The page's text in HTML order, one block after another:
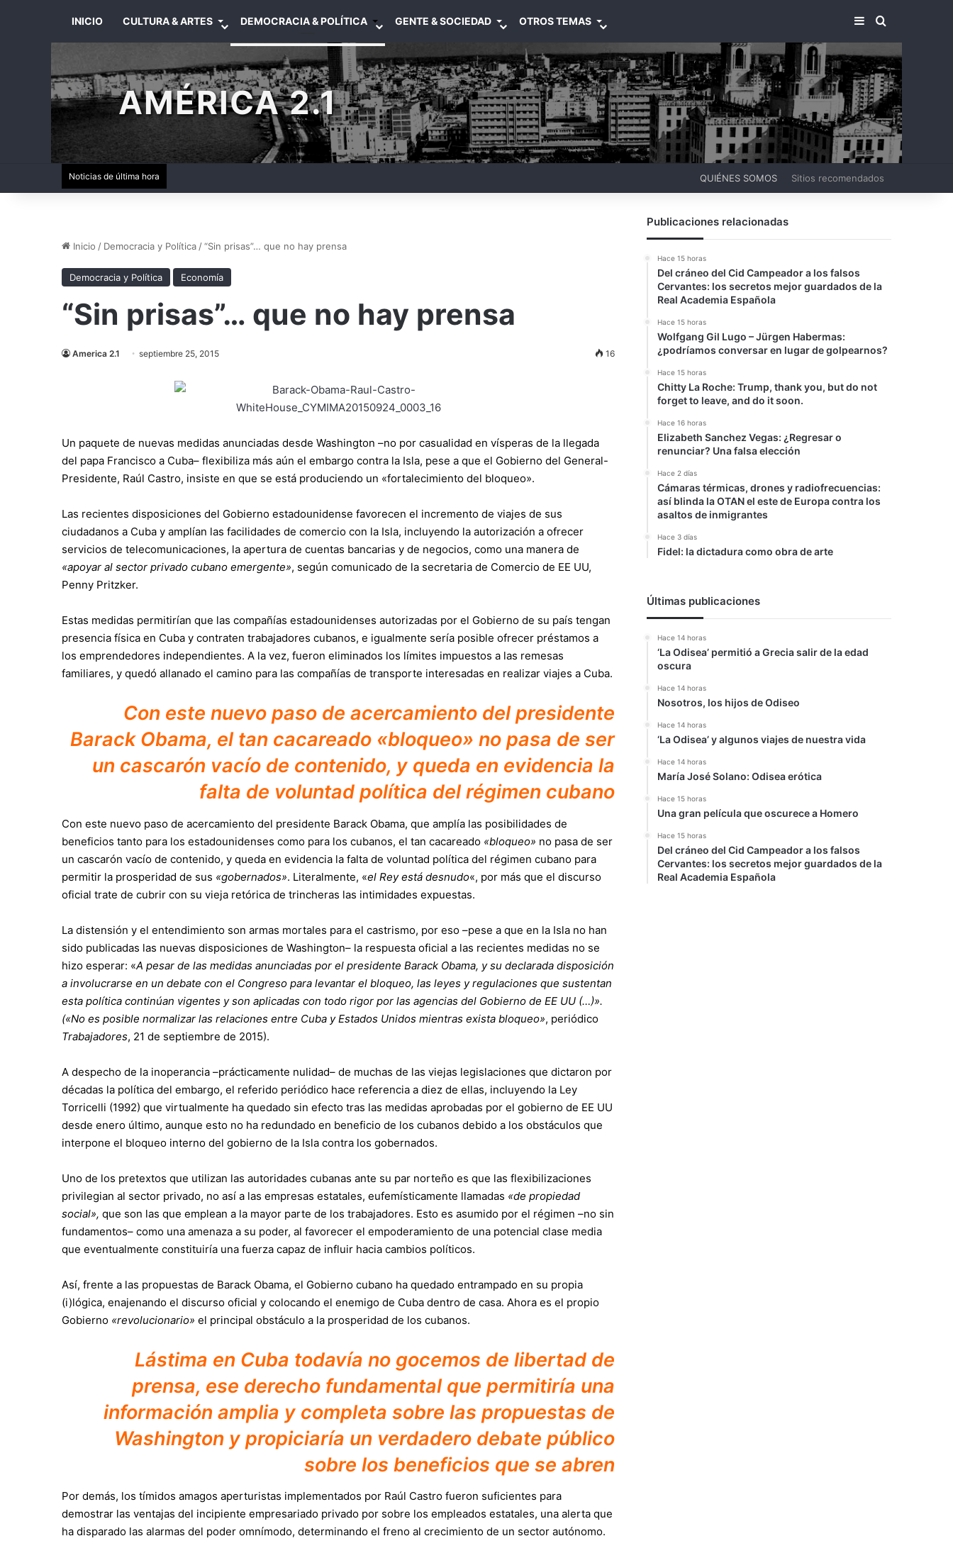
INICIO CULTURA & ARTES DEMOCRACIA & POLÍTICA GENTE & SOCIEDAD OTROS TEMAS BARRA LATERAL
BUSCAR
AMÉRICA 2.1
Noticias de última hora QUIÉNES SOMOS Sitios recomendados
Inicio / Democracia y Política /“Sin prisas”… que no hay prensa
Democracia y Política Economía
“Sin prisas”… que no hay prensa
America 2.1 septiembre 25, 2015 16
Un paquete de nuevas medidas anunciadas desde Washington –no por casualidad en vísperas de la llegada
del papa Francisco a Cuba– flexibiliza más aún el embargo contra la Isla, pese a que el Gobierno del General-
Presidente, Raúl Castro, insiste en que se está produciendo un «fortalecimiento del bloqueo».
Las recientes disposiciones del Gobierno estadounidense favorecen el incremento de viajes de sus
ciudadanos a Cuba y amplían las facilidades de comercio con la Isla, incluyendo la autorización a ofrecer
servicios de telecomunicaciones, la apertura de cuentas bancarias y de negocios, como una manera de
«apoyar al sector privado cubano emergente», según comunicado de la secretaria de Comercio de EE UU,
Penny Pritzker.
Estas medidas permitirían que las compañías estadounidenses autorizadas por el Gobierno de su país tengan
presencia física en Cuba y contraten trabajadores cubanos, e igualmente sería posible ofrecer préstamos a
los emprendedores independientes. A la vez, fueron eliminados los límites impuestos a las remesas
familiares, y quedó allanado el camino para las compañías de transporte interesadas en realizar viajes a Cuba.
Con este nuevo paso de acercamiento del presidente
Barack Obama, el tan cacareado «bloqueo» no pasa de ser
un cascarón vacío de contenido, y queda en evidencia la
falta de voluntad política del régimen cubano
Con este nuevo paso de acercamiento del presidente Barack Obama, que amplía las posibilidades de
beneficios tanto para los estadounidenses como para los cubanos, el tan cacareado «bloqueo» no pasa de ser
un cascarón vacío de contenido, y queda en evidencia la falta de voluntad política del régimen cubano para
permitir la prosperidad de sus «gobernados». Literalmente, «el Rey está desnudo«, por más que el discurso
oficial trate de cubrir con su vieja retórica de trincheras las intimidades expuestas.
La distensión y el entendimiento son armas mortales para el castrismo, por eso –pese a que en la Isla no han
sido publicadas las nuevas disposiciones de Washington– la respuesta oficial a las recientes medidas no se
hizo esperar: «A pesar de las medidas anunciadas por el presidente Barack Obama, y su declarada disposición
a involucrarse en un debate con el Congreso para levantar el bloqueo, las leyes y regulaciones que sustentan
esta política continúan vigentes y son aplicadas con todo rigor por las agencias del Gobierno de EE UU (…)».
(«No es posible normalizar las relaciones entre Cuba y Estados Unidos mientras exista bloqueo», periódico
Trabajadores, 21 de septiembre de 2015).
A despecho de la inoperancia –prácticamente nulidad– de muchas de las viejas legislaciones que dictaron por
décadas la política del embargo, el referido periódico hace referencia a diez de ellas, incluyendo la Ley
Torricelli (1992) que virtualmente ha quedado sin efecto tras las medidas aprobadas por el gobierno de EE UU
desde enero último, aunque esto no ha redundado en beneficio de los cubanos debido a los obstáculos que
interpone el bloqueo interno del gobierno de la Isla contra los gobernados.
Uno de los pretextos que utilizan las autoridades cubanas ante su par norteño es que las flexibilizaciones
privilegian al sector privado, no así a las empresas estatales, eufemísticamente llamadas «de propiedad
social», que son las que emplean a la mayor parte de los trabajadores. Esto es asumido por el régimen –no sin
fundamentos– como una amenaza a su poder, al favorecer el empoderamiento de una potencial clase media
que eventualmente constituiría una fuerza capaz de influir hacia cambios políticos.
Así, frente a las propuestas de Barack Obama, el Gobierno cubano ha quedado entrampado en su propia
(i)lógica, enajenando el discurso oficial y colocando el enemigo de Cuba dentro de casa. Ahora es el propio
Gobierno «revolucionario» el principal obstáculo a la prosperidad de los cubanos.
Lástima en Cuba todavía no gocemos de libertad de
prensa, ese derecho fundamental que permitiría una
información amplia y completa sobre las propuestas de
Washington y propiciaría un verdadero debate público
sobre los beneficios que se abren
Por demás, los tímidos amagos aperturistas implementados por Raúl Castro fueron suficientes para
demostrar las ventajas del incipiente empresariado privado por sobre los empleados estatales, una alerta que
ha disparado las alarmas del poder omnímodo, determinando el freno al crecimiento de un sector autónomo.
Publicaciones relacionadas
Hace 15 horas
Del cráneo del Cid Campeador a los falsos
Cervantes: los secretos mejor guardados de la
Real Academia Española
Hace 15 horas
Wolfgang Gil Lugo – Jürgen Habermas:
¿podríamos conversar en lugar de golpearnos?
Hace 15 horas
Chitty La Roche: Trump, thank you, but do not
forget to leave, and do it soon.
Hace 16 horas
Elizabeth Sanchez Vegas: ¿Regresar o
renunciar? Una falsa elección
Hace 2 días
Cámaras térmicas, drones y radiofrecuencias:
así blinda la OTAN el este de Europa contra los
asaltos de inmigrantes
Hace 3 días
Fidel: la dictadura como obra de arte
Últimas publicaciones
Hace 14 horas
‘La Odisea’ permitió a Grecia salir de la edad
oscura
Hace 14 horas
Nosotros, los hijos de Odiseo
Hace 14 horas
‘La Odisea’ y algunos viajes de nuestra vida
Hace 14 horas
María José Solano: Odisea erótica
Hace 15 horas
Una gran película que oscurece a Homero
Hace 15 horas
Del cráneo del Cid Campeador a los falsos
Cervantes: los secretos mejor guardados de la
Real Academia Española